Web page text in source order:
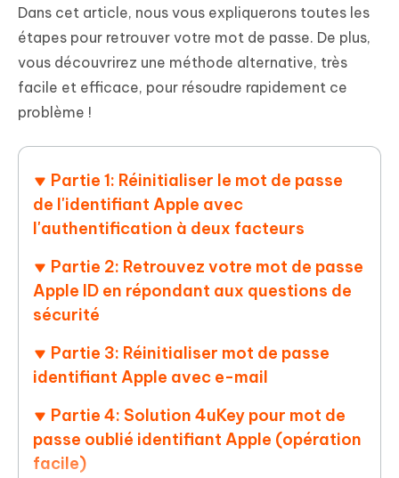
Dans cet article, nous vous expliquerons toutes les
étapes pour retrouver votre mot de passe. De plus,
vous découvrirez une méthode alternative, très
facile et efficace, pour résoudre rapidement ce
problème !
Partie 1: Réinitialiser le mot de passe
de l'identifiant Apple avec
l'authentification à deux facteurs
Partie 2: Retrouvez votre mot de passe
Apple ID en répondant aux questions de
sécurité
Partie 3: Réinitialiser mot de passe
identifiant Apple avec e-mail
Partie 4: Solution 4uKey pour mot de
passe oublié identifiant Apple (opération
facile)